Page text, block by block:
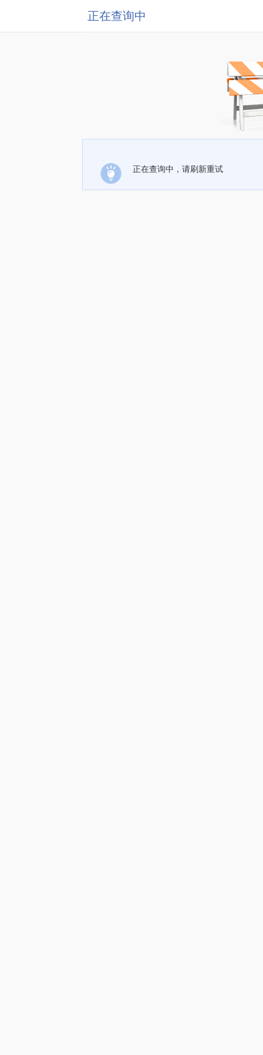
正在查询中
正在查询中，请刷新重试